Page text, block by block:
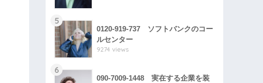
5
0120-919-737 ソフトバンクのコー
ルセンター
9274 views
6
090-7009-1448 実在する企業を装